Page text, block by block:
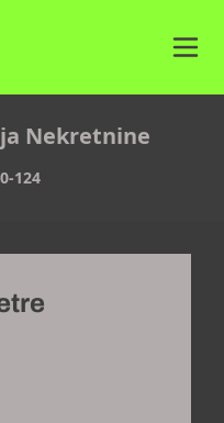
Nekretnine
124